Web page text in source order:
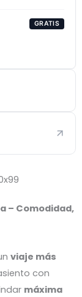
GRATIS
– Comodidad,
viaje más
con
máxima